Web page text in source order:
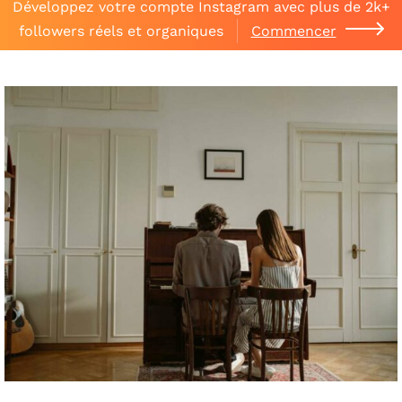
Développez votre compte Instagram avec plus de 2k+
followers réels et organiques
Commencer